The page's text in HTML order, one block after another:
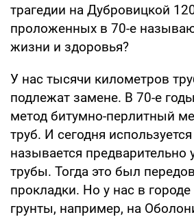
трагедии на Дубровицкой
проложенных в 70-е
жизни и здоровья?
У нас тысячи километров
подлежат замене. В 70-е
метод битумно-перлитный
труб. И сегодня
называется предварительно
трубы. Тогда это был
прокладки. Но у нас в
грунты, например, на